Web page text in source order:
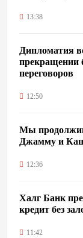
13:38
Дипломатия
прекращении
переговоров
12:50
Мы
Джамму и
12:36
Халг Банк
кредит без
11:42